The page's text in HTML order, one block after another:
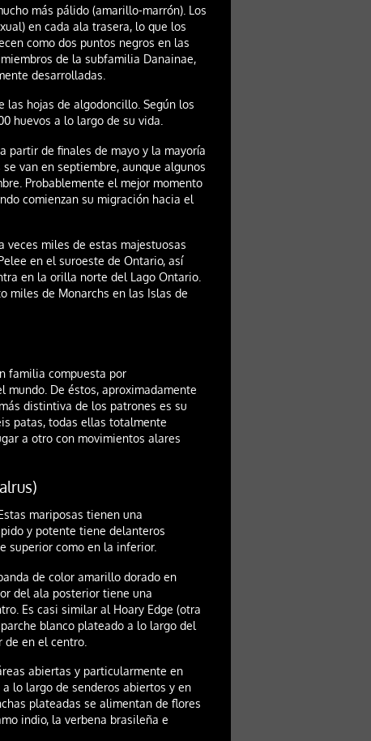
más pálido (amarillo-marrón). Los
en cada ala trasera, lo que los
como dos puntos negros en las
de la subfamilia Danainae,
desarrolladas.
las hojas de algodoncillo. Según los
huevos a lo largo de su vida.
partir de finales de mayo y la mayoría
van en septiembre, aunque algunos
Probablemente el mejor momento
comienzan su migración hacia el
veces miles de estas majestuosas
en el suroeste de Ontario, así
en la orilla norte del Lago Ontario.
miles de Monarchs en las Islas de
familia compuesta por
mundo. De éstos, aproximadamente
distintiva de los patrones es su
patas, todas ellas totalmente
a otro con movimientos alares
mariposas tienen una
y potente tiene delanteros
superior como en la inferior.
de color amarillo dorado en
del ala posterior tiene una
Es casi similar al Hoary Edge (otra
blanco plateado a lo largo del
en el centro.
abiertas y particularmente en
lo largo de senderos abiertos y en
plateadas se alimentan de flores
indio, la verbena brasileña e